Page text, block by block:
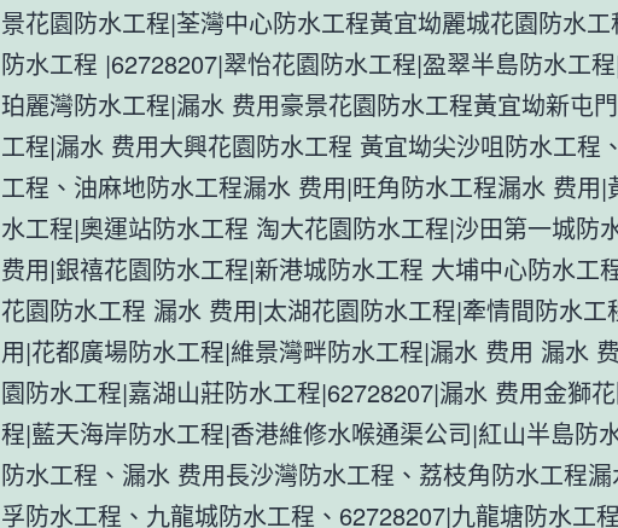
景花園防水工程|荃灣中心防水工程黃宜坳麗城花園防水
防水工程 |62728207|翠怡花園防水工程|盈翠半島防水工
珀麗灣防水工程|漏水 费用豪景花園防水工程黃宜坳新屯
工程|漏水 费用大興花園防水工程 黃宜坳尖沙咀防水工程
工程、油麻地防水工程漏水 费用|旺角防水工程漏水 费用|
水工程|奧運站防水工程 淘大花園防水工程|沙田第一城防
费用|銀禧花園防水工程|新港城防水工程 大埔中心防水工
花園防水工程 漏水 费用|太湖花園防水工程|牽情間防水工
用|花都廣場防水工程|維景灣畔防水工程|漏水 费用 漏水
園防水工程|嘉湖山莊防水工程|62728207|漏水 费用金獅
程|藍天海岸防水工程|香港維修水喉通渠公司|紅山半島防
防水工程、漏水 费用長沙灣防水工程、荔枝角防水工程
孚防水工程、九龍城防水工程、62728207|九龍塘防水工